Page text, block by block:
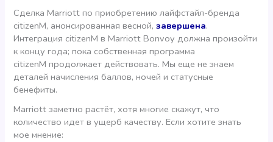
Сделка Marriott по приобретению лайфстайл-бренда
citizenM, анонсированная весной,завершена.
Интеграция citizenM в Marriott Bonvoy должна произойти
к концу года; пока собственная программа
citizenM продолжает действовать. Мы еще не знаем
деталей начисления баллов, ночей и статусные
бенефиты.
Marriott заметно растёт, хотя многие скажут, что
количество идет в ущерб качеству. Если хотите знать
мое мнение: